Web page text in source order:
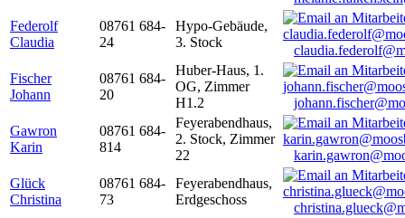
Federolf
Claudia
08761 684-
24
Hypo-Gebäude,
3. Stock
Fischer
Johann
08761 684-
20
Huber-Haus, 1.
OG, Zimmer
H1.2
Gawron
Karin
08761 684-
814
Feyerabendhaus,
2. Stock, Zimmer
22
Glück
Christina
08761 684-
73
Feyerabendhaus,
Erdgeschoss